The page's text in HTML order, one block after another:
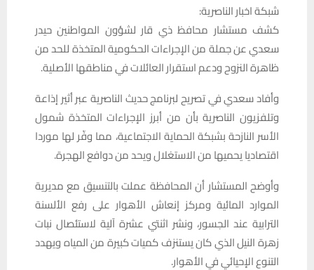
شبكة اخبار الناصرية:
كشف مستشار محافظ ذي قار لشؤون المواطنين حيدر
سعدي عن جملة من الإجراءات الحكومية المتخذة للحد من
ظاهرة النزوح ودعم استقرار العائلات في مناطقها الأصلية.
وأفاد سعدي في تصريح لبرنامج حديث الناصرية عبر أثير إذاعة
وتلفزيون الناصرية بأن من أبرز الإجراءات المتخذة شمول
الأسر النازحة بشبكة الحماية الاجتماعية، مما وفّر لها موردا
اقتصاديا يحميها من الاستغلال ويحد من دوافع الهجرة.
وأوضح المستشار أن المحافظة عملت بالتنسيق مع مديرية
الموارد المائية ومركز إنعاش الأهوار على رفع الألسنة
الترابية عند الجسور، ونشر اثنتي عشرة آلية لاستئصال نبات
زهرة النيل الذي كان يستنزف كميات كبيرة من المياه ويهدد
التنوع الإحيائي في الأهوار.